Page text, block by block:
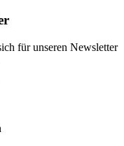
für unseren Newsletter